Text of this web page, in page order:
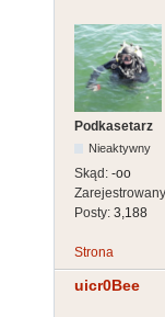
Podkasetarz
Nieaktywny
Skąd: -oo
Posty: 3,188
Strona
uicr0Bee